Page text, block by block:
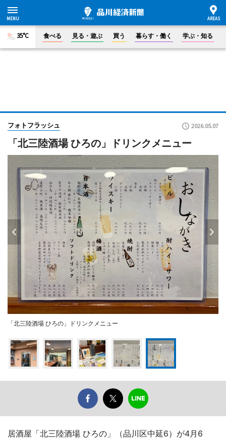
35°C 食べる 見る・遊ぶ 買う 暮らす・働く 学ぶ・知る
フォトフラッシュ 2026.05.07
「北三陸酒場 ひろの」ドリンクメニュー
「北三陸酒場 ひろの」ドリンクメニュー
居酒屋「北三陸酒場 ひろの」（品川区中延6）が4月6